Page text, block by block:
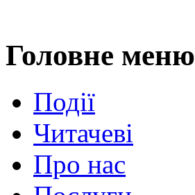
Головне меню
Події
Читачеві
Про нас